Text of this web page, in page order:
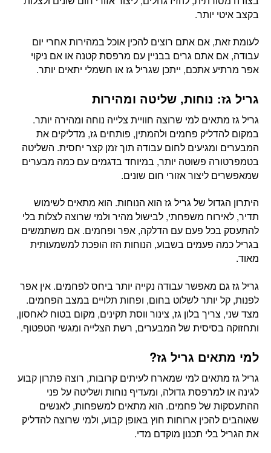
בקצב איטי יותר.
לעומת זאת, אם אתם רוצים להכין אוכל במהירות אחרי יום
עבודה, אם אתם גרים בבניין עם מרפסת קטנה או אם ניקוי
אפר מרתיע אתכם, ייתכן שגריל גז או חשמלי יתאים יותר.
גריל גז: נוחות, שליטה ומהירות
גריל גז מתאים למי שרוצה חוויית צלייה נוחה ומהירה יותר.
במקום להדליק פחמים ולהמתין, פותחים גז, מדליקים את
המבערים ומגיעים לחום עבודה תוך זמן קצר יחסית. השליטה
בטמפרטורה פשוטה יותר, במיוחד בדגמים עם כמה מבערים
שמאפשרים ליצור אזורי חום שונים.
היתרון הגדול של גריל גז הוא הנוחות. הוא מתאים לשימוש
תדיר, לאירוח משפחתי, לבישול מהיר ולמי שרוצה לצלות בלי
להתעסק בכל פעם עם הדלקה, אפר ופחמים. אם משתמשים
בגריל כמה פעמים בשבוע, הנוחות הזו הופכת למשמעותית
מאוד.
גריל גז גם מאפשר עבודה נקייה יותר ביחס לפחמים. אין אפר
לפנות, קל יותר לשלוט בחום, ופחות תלויים במצב הפחמים.
מצד שני, צריך בלון גז, צינור ווסת תקינים, מקום בטוח לאחסון,
ותחזוקה בסיסית של המבערים, רשת הצלייה ומגשי הטפטוף.
למי מתאים גריל גז?
גריל גז מתאים למי שמארח לעיתים קרובות, רוצה פתרון קבוע
לגינה או למרפסת גדולה, ומעדיף נוחות ושליטה על פני
ההתעסקות של פחמים. הוא מתאים למשפחות, לאנשים
שאוהבים להכין ארוחות חוץ באופן קבוע, ולמי שרוצה להדליק
את הגריל בלי תכנון מוקדם מדי.